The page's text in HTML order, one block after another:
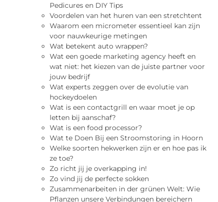
Pedicures en DIY Tips
Voordelen van het huren van een stretchtent
Waarom een micrometer essentieel kan zijn
voor nauwkeurige metingen
Wat betekent auto wrappen?
Wat een goede marketing agency heeft en
wat niet: het kiezen van de juiste partner voor
jouw bedrijf
Wat experts zeggen over de evolutie van
hockeydoelen
Wat is een contactgrill en waar moet je op
letten bij aanschaf?
Wat is een food processor?
Wat te Doen Bij een Stroomstoring in Hoorn
Welke soorten hekwerken zijn er en hoe pas ik
ze toe?
Zo richt jij je overkapping in!
Zo vind jij de perfecte sokken
Zusammenarbeiten in der grünen Welt: Wie
Pflanzen unsere Verbindungen bereichern